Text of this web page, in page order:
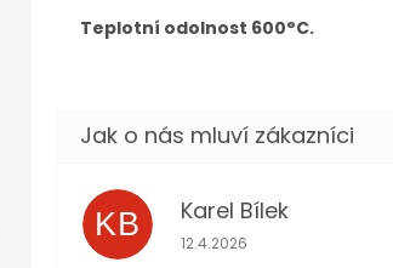
Teplotní odolnost 600°C.
KB Karel Bílek
Hodnocení obchodu je 5
12.4.2026